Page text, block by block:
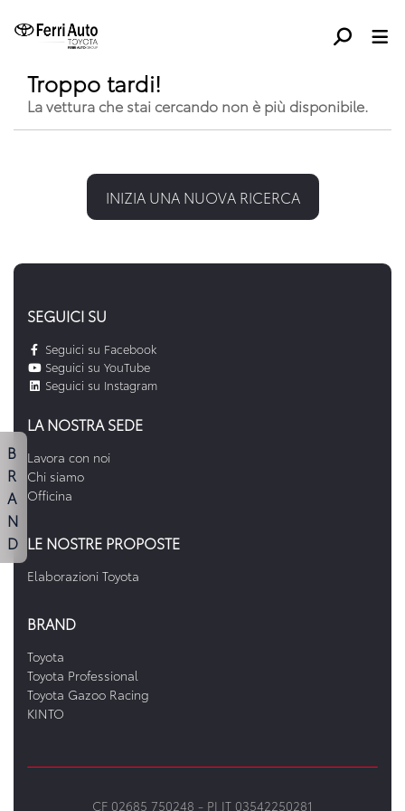
Troppo tardi!
La vettura che stai cercando non è più disponibile.
INIZIA UNA NUOVA RICERCA
SEGUICI SU
Seguici su Facebook
Seguici su YouTube
Seguici su Instagram
LA NOSTRA SEDE
Lavora con noi
Chi siamo
Officina
LE NOSTRE PROPOSTE
Elaborazioni Toyota
BRAND
Toyota
Toyota Professional
Toyota Gazoo Racing
KINTO
CF 02685 750248 - PI IT 03542250281
B
R
A
N
D